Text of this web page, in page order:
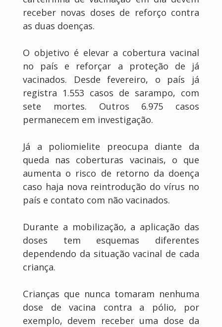
receber novas doses de reforço contra
as duas doenças.
O objetivo é elevar a cobertura vacinal
no país e reforçar a proteção de já
vacinados. Desde fevereiro, o país já
registra 1.553 casos de sarampo, com
sete mortes. Outros 6.975 casos
permanecem em investigação.
Já a poliomielite preocupa diante da
queda nas coberturas vacinais, o que
aumenta o risco de retorno da doença
caso haja nova reintrodução do vírus no
país e contato com não vacinados.
Durante a mobilização, a aplicação das
doses tem esquemas diferentes
dependendo da situação vacinal de cada
criança.
Crianças que nunca tomaram nenhuma
dose de vacina contra a pólio, por
exemplo, devem receber uma dose da